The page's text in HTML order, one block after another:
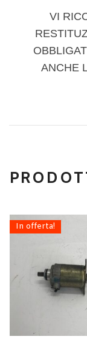
VI
ANCHE
In offerta!